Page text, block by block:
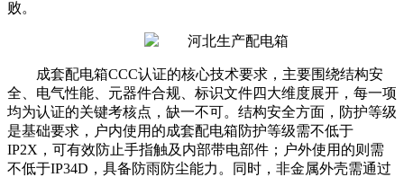
败。
成套配电箱CCC认证的核心技术要求，主要围绕结构安
全、电气性能、元器件合规、标识文件四大维度展开，每一项
均为认证的关键考核点，缺一不可。结构安全方面，防护等级
是基础要求，户内使用的成套配电箱防护等级需不低于
IP2X，可有效防止手指触及内部带电部件；户外使用的则需
不低于IP34D，具备防雨防尘能力。同时，非金属外壳需通过